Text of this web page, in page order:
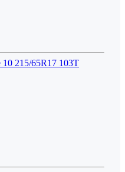
215/65R17 103T